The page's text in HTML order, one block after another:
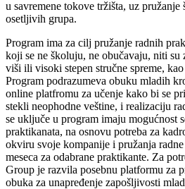
u savremene tokove tržišta, uz pružanje
osetljivih grupa.
Program ima za cilj pružanje radnih
koji se ne školuju, ne obučavaju, niti su
viši ili visoki stepen stručne spreme,
Program podrazumeva obuku mladih
online platfromu za učenje kako bi se
stekli neophodne veštine, i realizaciju
se uključe u program imaju mogućnost
praktikanata, na osnovu potreba za
okviru svoje kompanije i pružanja
meseca za odabrane praktikante. Za
Group je razvila posebnu platformu za
obuka za unapređenje zapošljivosti